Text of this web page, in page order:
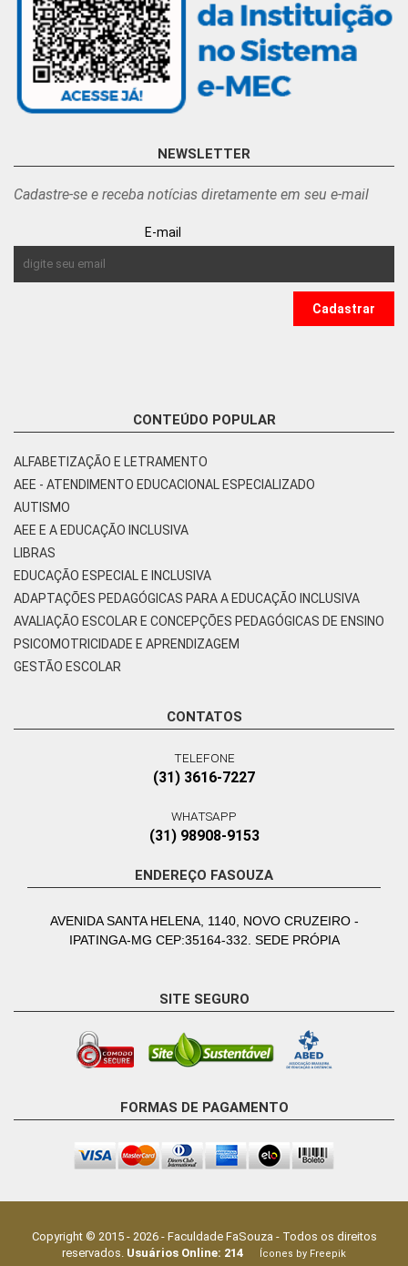
NEWSLETTER
Cadastre-se e receba notícias diretamente em seu e-mail
E-mail
CONTEÚDO POPULAR
ALFABETIZAÇÃO E LETRAMENTO
AEE - ATENDIMENTO EDUCACIONAL ESPECIALIZADO
AUTISMO
AEE E A EDUCAÇÃO INCLUSIVA
LIBRAS
EDUCAÇÃO ESPECIAL E INCLUSIVA
ADAPTAÇÕES PEDAGÓGICAS PARA A EDUCAÇÃO INCLUSIVA
AVALIAÇÃO ESCOLAR E CONCEPÇÕES PEDAGÓGICAS DE ENSINO
PSICOMOTRICIDADE E APRENDIZAGEM
GESTÃO ESCOLAR
CONTATOS
TELEFONE
(31) 3616-7227
WHATSAPP
(31) 98908-9153
ENDEREÇO FASOUZA
AVENIDA SANTA HELENA, 1140, NOVO CRUZEIRO -
IPATINGA-MG CEP:35164-332. SEDE PRÓPIA
SITE SEGURO
FORMAS DE PAGAMENTO
Copyright © 2015 - 2026- Faculdade FaSouza - Todos os direitos
reservados. Usuários Online: 214 Ícones by Freepik